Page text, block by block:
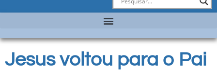
Jesus voltou para o Pai